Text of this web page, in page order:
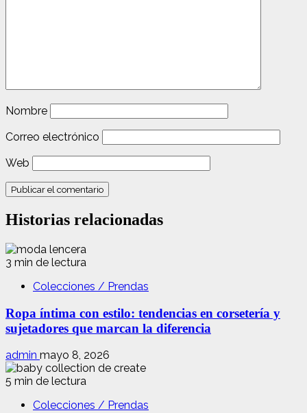
Nombre
Correo electrónico
Web
Historias relacionadas
3 min de lectura
Colecciones / Prendas
Ropa íntima con estilo: tendencias en corsetería y
sujetadores que marcan la diferencia
admin mayo 8, 2026
5 min de lectura
Colecciones / Prendas